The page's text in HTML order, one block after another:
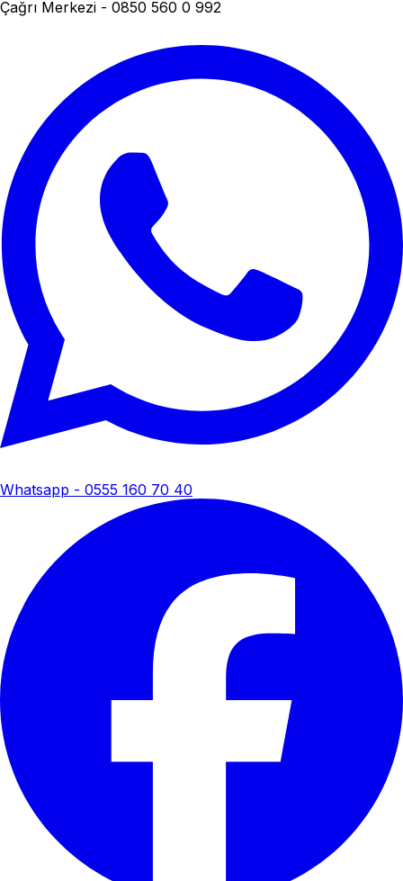
Çağrı Merkezi - 0850 560 0 992
Whatsapp - 0555 160 70 40